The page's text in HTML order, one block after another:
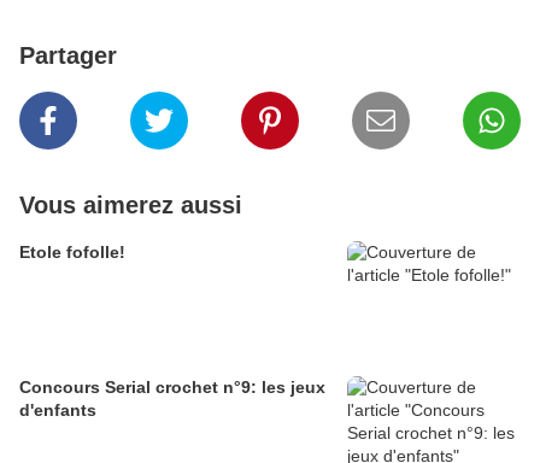
Partager
Vous aimerez aussi
Etole fofolle!
Concours Serial crochet n°9: les jeux
d'enfants